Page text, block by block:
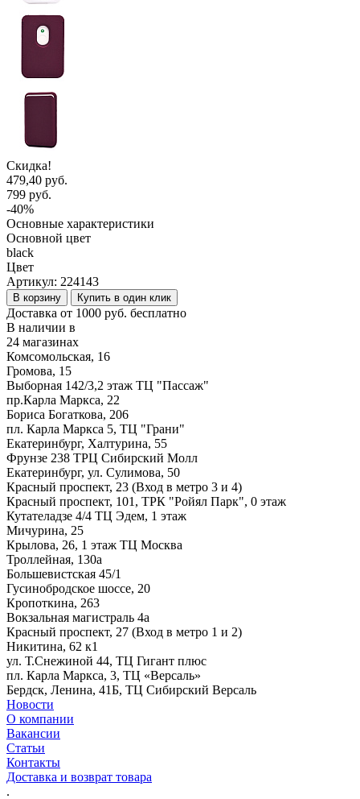
Скидка!
479,40 руб.
799 руб.
-40%
Основные характеристики
Основной цвет
black
Цвет
Артикул: 224143
В корзину Купить в один клик
Доставка от 1000 руб. бесплатно
В наличии в
24 магазинах
Комсомольская, 16
Громова, 15
Выборная 142/3,2 этаж ТЦ "Пассаж"
пр.Карла Маркса, 22
Бориса Богаткова, 206
пл. Карла Маркса 5, ТЦ "Грани"
Екатеринбург, Халтурина, 55
Фрунзе 238 ТРЦ Сибирский Молл
Екатеринбург, ул. Сулимова, 50
Красный проспект, 23 (Вход в метро 3 и 4)
Красный проспект, 101, ТРК "Ройял Парк", 0 этаж
Кутателадзе 4/4 ТЦ Эдем, 1 этаж
Мичурина, 25
Крылова, 26, 1 этаж ТЦ Москва
Троллейная, 130а
Большевистская 45/1
Гусинобродское шоссе, 20
Кропоткина, 263
Вокзальная магистраль 4а
Красный проспект, 27 (Вход в метро 1 и 2)
Никитина, 62 к1
ул. Т.Снежиной 44, ТЦ Гигант плюс
пл. Карла Маркса, 3, ТЦ «Версаль»
Бердск, Ленина, 41Б, ТЦ Сибирский Версаль
Новости
О компании
Вакансии
Статьи
Контакты
Доставка и возврат товара
.